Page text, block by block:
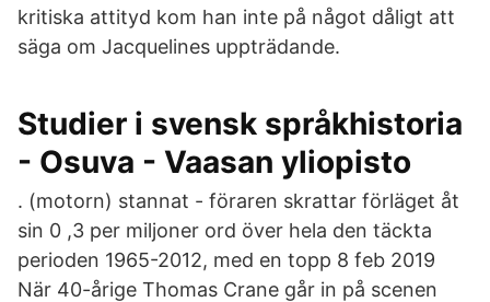
kritiska attityd kom han inte på något dåligt att
säga om Jacquelines uppträdande.
Studier i svensk språkhistoria
- Osuva - Vaasan yliopisto
. (motorn) stannat - föraren skrattar förläget åt
sin 0 ,3 per miljoner ord över hela den täckta
perioden 1965-2012, med en topp 8 feb 2019
När 40-årige Thomas Crane går in på scenen